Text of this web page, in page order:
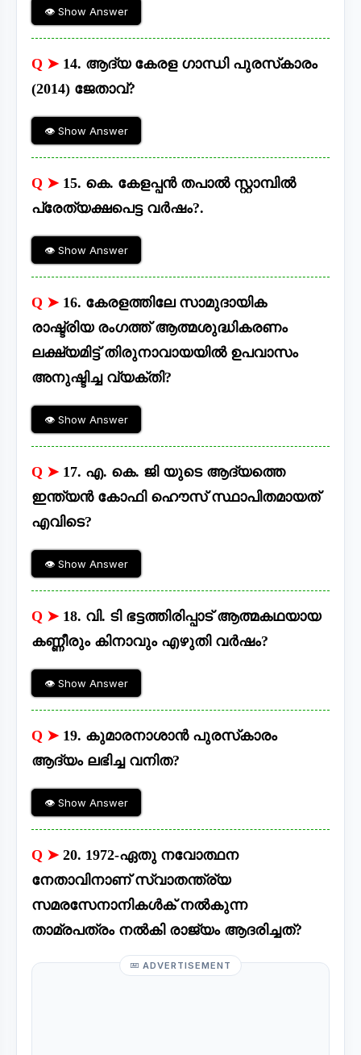
👁 Show Answer
Q ➤ 14. ആദ്യ കേരള ഗാന്ധി പുരസ്‌കാരം
(2014) ജേതാവ്?
👁 Show Answer
Q ➤ 15. കെ. കേളപ്പൻ തപാൽ സ്റ്റാമ്പിൽ
പ്രേത്യക്ഷപെട്ട വർഷം?.
👁 Show Answer
Q ➤ 16. കേരളത്തിലേ സാമുദായിക
രാഷ്ട്രിയ രംഗത്ത് ആത്മശുദ്ധികരണം
ലക്ഷ്യമിട്ട് തിരുനാവായയിൽ ഉപവാസം
അനുഷ്ടിച്ച വ്യക്തി?
👁 Show Answer
Q ➤ 17. എ. കെ. ജി യുടെ ആദ്യത്തെ
ഇന്ത്യൻ കോഫി ഹൌസ് സ്ഥാപിതമായത്
എവിടെ?
👁 Show Answer
Q ➤ 18. വി. ടി ഭട്ടത്തിരിപ്പാട് ആത്മകഥയായ
കണ്ണീരും കിനാവും എഴുതി വർഷം?
👁 Show Answer
Q ➤ 19. കുമാരനാശാൻ പുരസ്‌കാരം
ആദ്യം ലഭിച്ച വനിത?
👁 Show Answer
Q ➤ 20. 1972-ഏതു നവോത്ഥന
നേതാവിനാണ് സ്വാതന്ത്ര്യ
സമരസേനാനികൾക് നൽകുന്ന
താമ്രപത്രം നൽകി രാജ്യം ആദരിച്ചത്?
ADVERTISEMENT